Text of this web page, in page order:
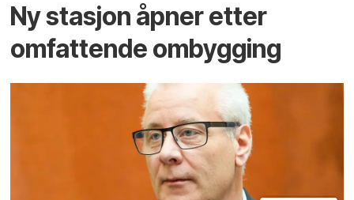
Ny stasjon åpner etter
omfattende ombygging